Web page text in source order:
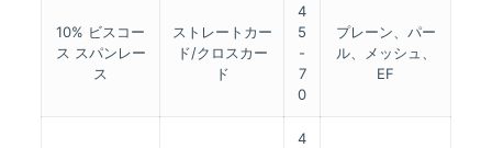
10% ビスコー
ス スパンレー
ス
ストレートカー
ド/クロスカー
ド
4
5
-
7
0
プレーン、パー
ル、メッシュ、
EF
4